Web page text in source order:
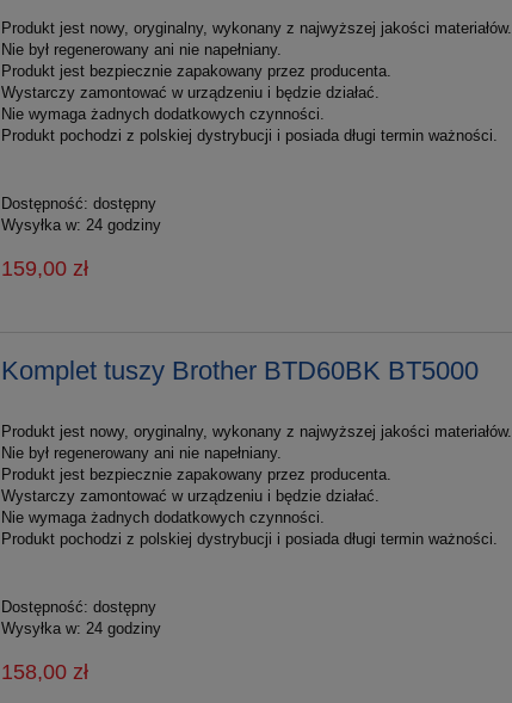
Produkt jest nowy, oryginalny, wykonany z najwyższej jakości materiałów.
Nie był regenerowany ani nie napełniany.
Produkt jest bezpiecznie zapakowany przez producenta.
Wystarczy zamontować w urządzeniu i będzie działać.
Nie wymaga żadnych dodatkowych czynności.
Produkt pochodzi z polskiej dystrybucji i posiada długi termin ważności.
Dostępność: dostępny
Wysyłka w: 24 godziny
159,00 zł
Komplet tuszy Brother BTD60BK BT5000
Produkt jest nowy, oryginalny, wykonany z najwyższej jakości materiałów.
Nie był regenerowany ani nie napełniany.
Produkt jest bezpiecznie zapakowany przez producenta.
Wystarczy zamontować w urządzeniu i będzie działać.
Nie wymaga żadnych dodatkowych czynności.
Produkt pochodzi z polskiej dystrybucji i posiada długi termin ważności.
Dostępność: dostępny
Wysyłka w: 24 godziny
158,00 zł